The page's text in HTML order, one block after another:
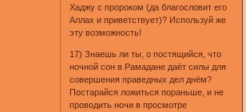
Хаджу с пророком (да благословит его
Аллах и приветствует)? Используй же
эту возможность!
17) Знаешь ли ты, о постящийся, что
ночной сон в Рамадане даёт силы для
совершения праведных дел днём?
Постарайся ложиться пораньше, и не
проводить ночи в просмотре